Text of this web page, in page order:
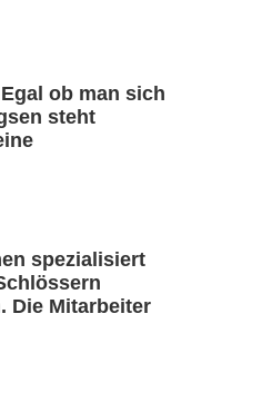
ob man sich
steht
spezialisiert
Die Mitarbeiter